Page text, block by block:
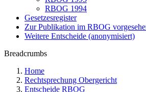
RBOG 1994
Gesetzesregister
Zur Publikation im RBOG
Weitere Entscheide (anonymisiert)
Breadcrumbs
Home
Rechtsprechung Obergericht
Entscheide RBOG